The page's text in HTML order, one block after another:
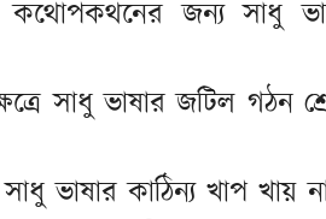
কথোপকথনের জন্য
সাধু ভাষার জটিল গঠন
ভাষার কাঠিন্য খাপ খায়